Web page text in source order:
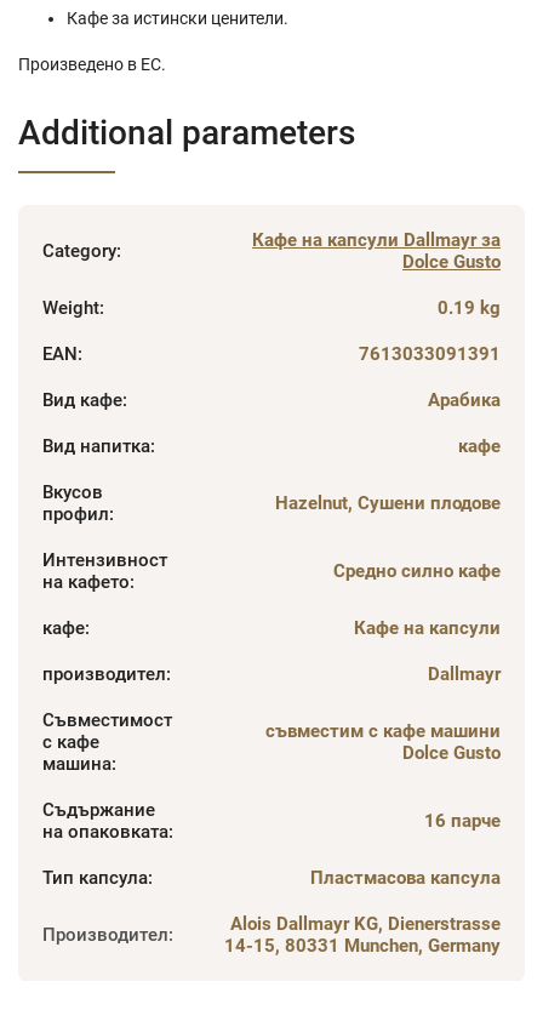
Кафе за истински ценители.
Произведено в ЕС.
Additional parameters
Category:
Кафе на капсули Dallmayr за
Dolce Gusto
Weight: 0.19 kg
EAN: 7613033091391
Вид кафе: Арабика
Вид напитка: кафе
Вкусов
профил: Hazelnut, Сушени плодове
Интензивност
на кафето: Средно силно кафе
кафе: Кафе на капсули
производител: Dallmayr
Съвместимост
с кафе
машина:
съвместим с кафе машини
Dolce Gusto
Съдържание
на опаковката: 16 парче
Тип капсула: Пластмасова капсула
Производител:
Alois Dallmayr KG, Dienerstrasse
14-15, 80331 Munchen, Germany